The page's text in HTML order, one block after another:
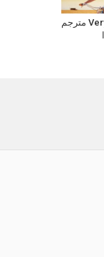
فيلم Very good girls 2013 مترجم